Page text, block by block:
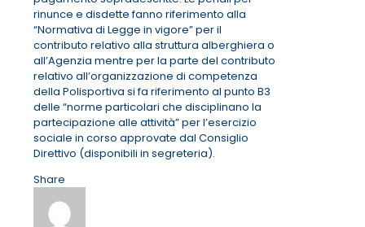
rinunce e disdette fanno riferimento alla
“Normativa di Legge in vigore” per il
contributo relativo alla struttura alberghiera o
all’Agenzia mentre per la parte del contributo
relativo all’organizzazione di competenza
della Polisportiva si fa riferimento al punto B3
delle “norme particolari che disciplinano la
partecipazione alle attività” per l’esercizio
sociale in corso approvate dal Consiglio
Direttivo (disponibili in segreteria).
Share